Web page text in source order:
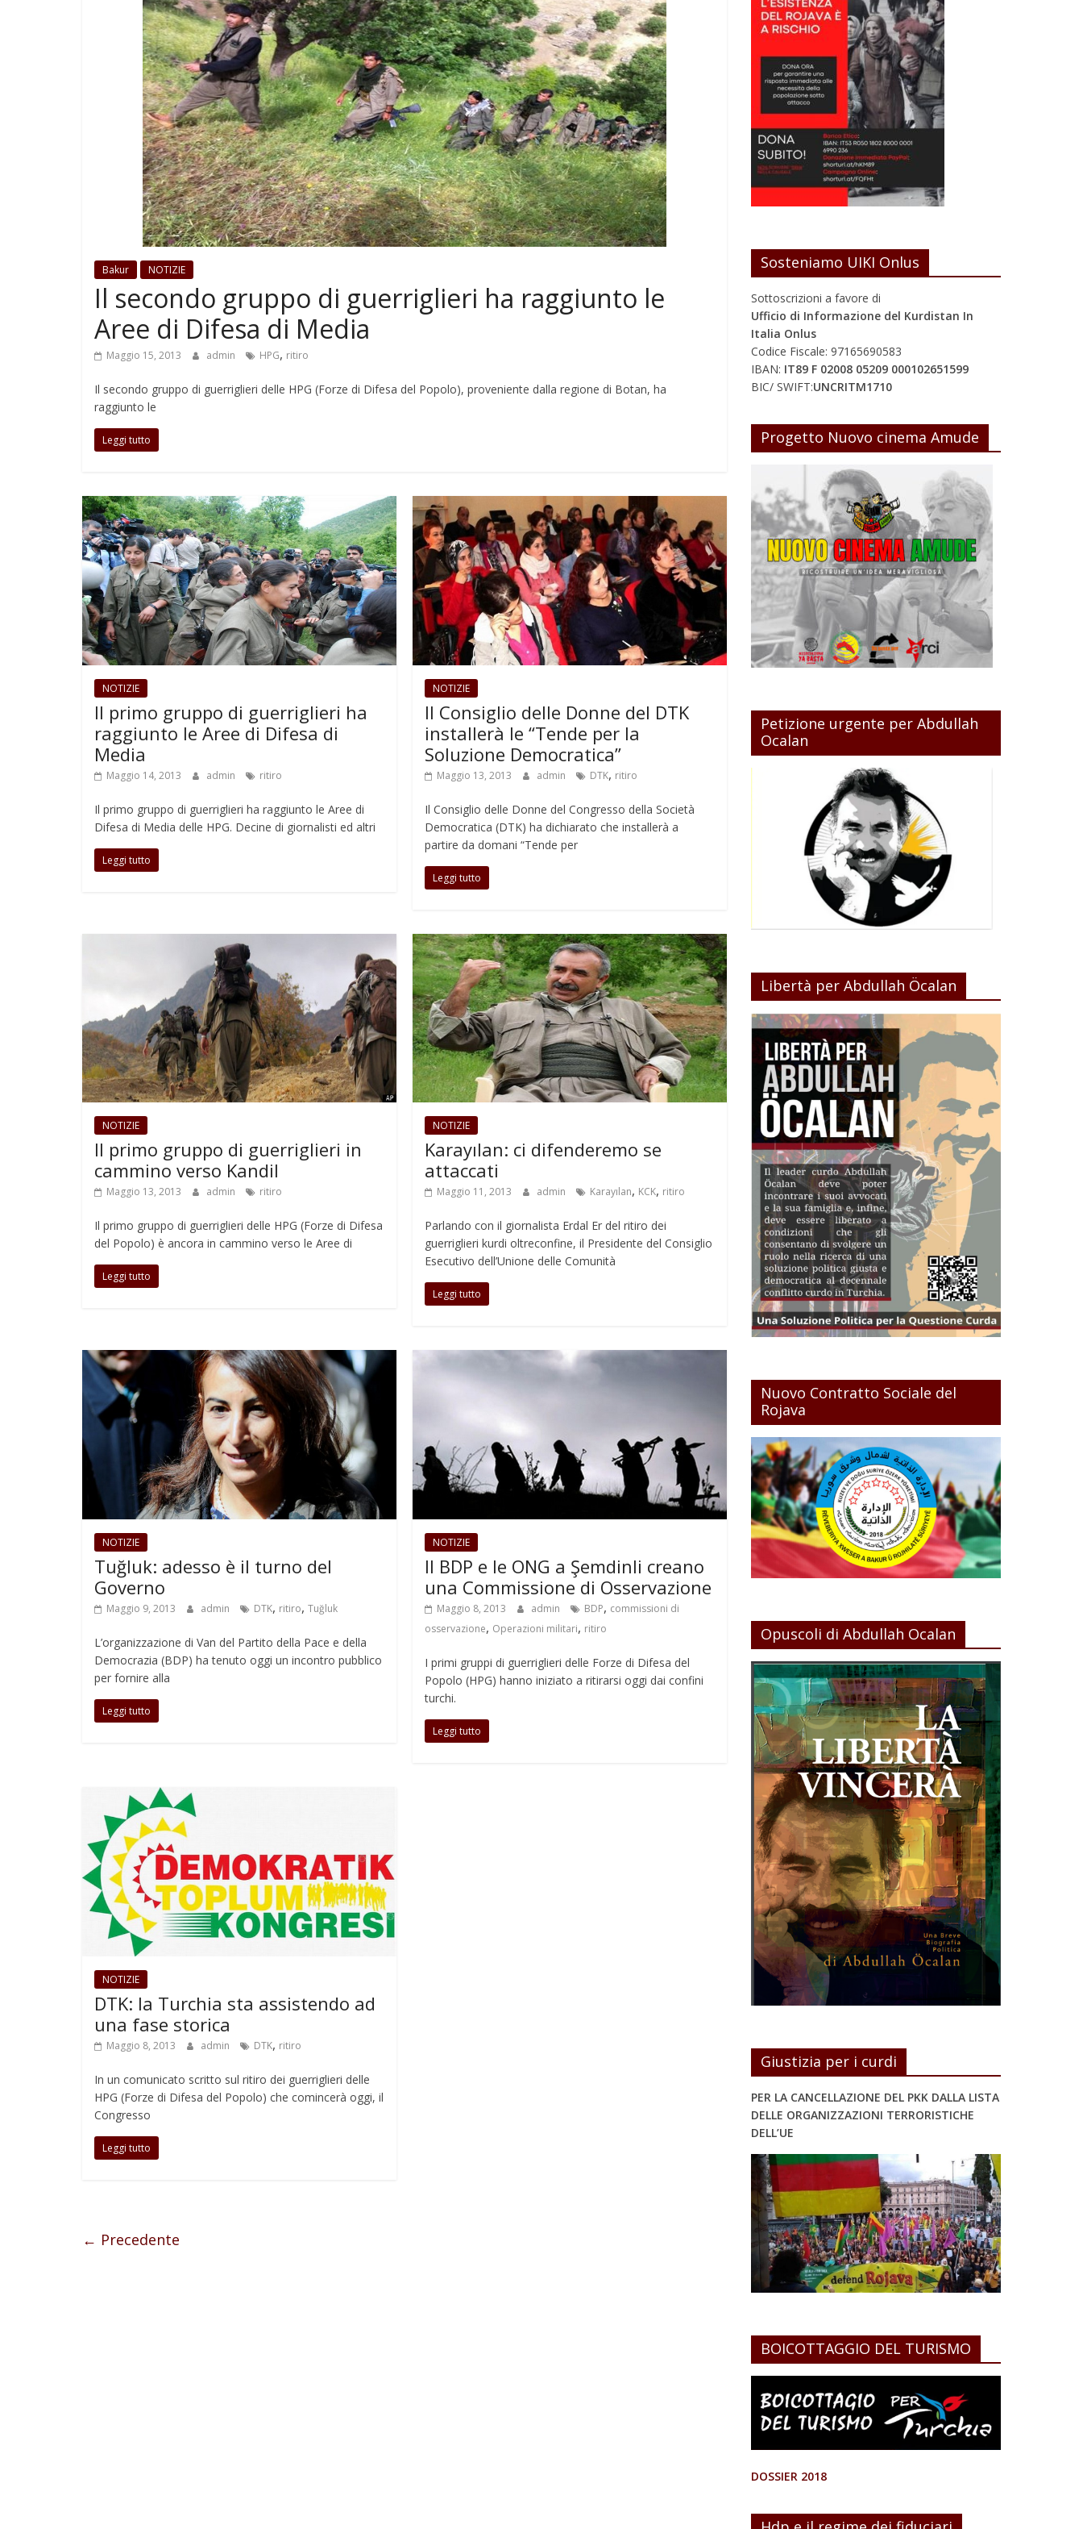
Bakur NOTIZIE
Il secondo gruppo di guerriglieri ha raggiunto le
Aree di Difesa di Media
Maggio 15, 2013 admin HPG, ritiro
Il secondo gruppo di guerriglieri delle HPG (Forze di Difesa del Popolo), proveniente dalla regione di Botan, ha
raggiunto le
Leggi tutto
NOTIZIE
Il primo gruppo di guerriglieri ha
raggiunto le Aree di Difesa di
Media
Maggio 14, 2013 admin ritiro
Il primo gruppo di guerriglieri ha raggiunto le Aree di
Difesa di Media delle HPG. Decine di giornalisti ed altri
Leggi tutto
NOTIZIE
Il Consiglio delle Donne del DTK
installerà le “Tende per la
Soluzione Democratica”
Maggio 13, 2013 admin DTK, ritiro
Il Consiglio delle Donne del Congresso della Società
Democratica (DTK) ha dichiarato che installerà a
partire da domani “Tende per
Leggi tutto
NOTIZIE
Il primo gruppo di guerriglieri in
cammino verso Kandil
Maggio 13, 2013 admin ritiro
Il primo gruppo di guerriglieri delle HPG (Forze di Difesa
del Popolo) è ancora in cammino verso le Aree di
Leggi tutto
NOTIZIE
Karayılan: ci difenderemo se
attaccati
Maggio 11, 2013 admin Karayılan, KCK, ritiro
Parlando con il giornalista Erdal Er del ritiro dei
guerriglieri kurdi oltreconfine, il Presidente del Consiglio
Esecutivo dell’Unione delle Comunità
Leggi tutto
NOTIZIE
Tuğluk: adesso è il turno del
Governo
Maggio 9, 2013 admin DTK, ritiro, Tuğluk
L’organizzazione di Van del Partito della Pace e della
Democrazia (BDP) ha tenuto oggi un incontro pubblico
per fornire alla
Leggi tutto
NOTIZIE
Il BDP e le ONG a Şemdinli creano
una Commissione di Osservazione
Maggio 8, 2013 admin BDP, commissioni di
osservazione, Operazioni militari, ritiro
I primi gruppi di guerriglieri delle Forze di Difesa del
Popolo (HPG) hanno iniziato a ritirarsi oggi dai confini
turchi.
Leggi tutto
NOTIZIE
DTK: la Turchia sta assistendo ad
una fase storica
Maggio 8, 2013 admin DTK, ritiro
In un comunicato scritto sul ritiro dei guerriglieri delle
HPG (Forze di Difesa del Popolo) che comincerà oggi, il
Congresso
Leggi tutto
← Precedente
Sosteniamo UIKI Onlus
Sottoscrizioni a favore di
Ufficio di Informazione del Kurdistan In
Italia Onlus
Codice Fiscale: 97165690583
IBAN: IT89 F 02008 05209 000102651599
BIC/ SWIFT:UNCRITM1710
Progetto Nuovo cinema Amude
Petizione urgente per Abdullah
Ocalan
Libertà per Abdullah Öcalan
Nuovo Contratto Sociale del
Rojava
Opuscoli di Abdullah Ocalan
Giustizia per i curdi
PER LA CANCELLAZIONE DEL PKK DALLA LISTA
DELLE ORGANIZZAZIONI TERRORISTICHE
DELL’UE
BOICOTTAGGIO DEL TURISMO
DOSSIER 2018